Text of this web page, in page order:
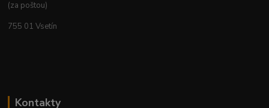
(za poštou)
755 01 Vsetín
Kontakty